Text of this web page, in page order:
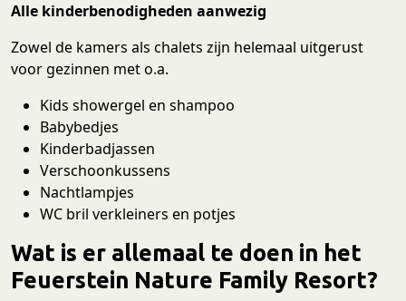
Alle kinderbenodigheden aanwezig
Zowel de kamers als chalets zijn helemaal uitgerust
voor gezinnen met o.a.
Kids showergel en shampoo
Babybedjes
Kinderbadjassen
Verschoonkussens
Nachtlampjes
WC bril verkleiners en potjes
Wat is er allemaal te doen in het
Feuerstein Nature Family Resort?